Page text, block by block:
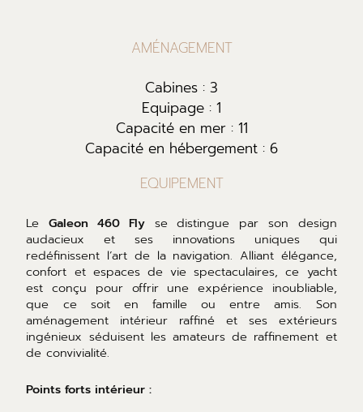
AMÉNAGEMENT
Cabines : 3
Equipage : 1
Capacité en mer : 11
Capacité en hébergement : 6
EQUIPEMENT
LeGaleon 460 Flyse distingue par son design
audacieux et ses innovations uniques qui
redéfinissent l’art de la navigation. Alliant élégance,
confort et espaces de vie spectaculaires, ce yacht
est conçu pour offrir une expérience inoubliable,
que ce soit en famille ou entre amis. Son
aménagement intérieur raffiné et ses extérieurs
ingénieux séduisent les amateurs de raffinement et
de convivialité.
Points forts intérieur :